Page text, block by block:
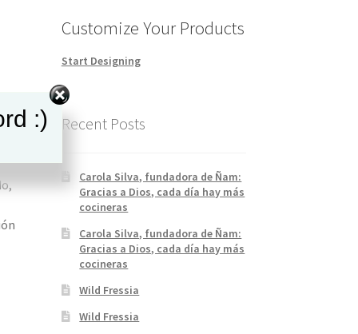
Customize Your Products
Start Designing
Recent Posts
Carola Silva, fundadora de Ñam:
Gracias a Dios, cada día hay más
cocineras
Carola Silva, fundadora de Ñam:
Gracias a Dios, cada día hay más
cocineras
Wild Fressia
Wild Fressia
:)